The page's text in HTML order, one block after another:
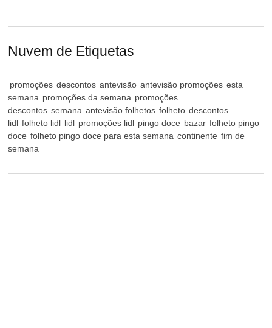
Nuvem de Etiquetas
promoções descontos antevisão antevisão promoções esta
semana promoções da semana promoções
descontos semana antevisão folhetos folheto descontos
lidl folheto lidl lidl promoções lidl pingo doce bazar folheto pingo
doce folheto pingo doce para esta semana continente fim de
semana